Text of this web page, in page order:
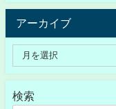
アーカイブ
検索